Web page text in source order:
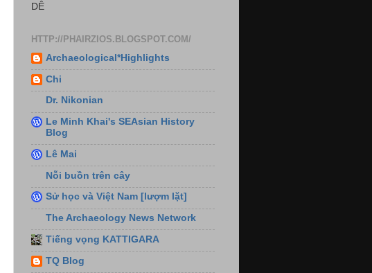
DÊ
HTTP://PHAIRZIOS.BLOGSPOT.COM/
Archaeological*Highlights
Chi
Dr. Nikonian
Le Minh Khai's SEAsian History
Blog
Lê Mai
Nỗi buồn trên cây
Sử học và Việt Nam [lượm lặt]
The Archaeology News Network
Tiếng vọng KATTIGARA
TQ Blog